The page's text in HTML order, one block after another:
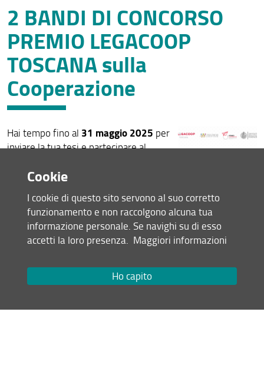
2 BANDI DI CONCORSO
PREMIO LEGACOOP
TOSCANA sulla
Cooperazione
Hai tempo fino al 31 maggio 2025 per
inviare la tua tesi e partecipare al
Migliori tesi di
cooperazione -bando
Migliori tesi dilaurea magistralesulla
cooperazione -bando
25 Febbraio 2025 (Archiviata
News recenti
Archivio
Mappa del sito
Cookie
I cookie di questo sito servono al suo corretto
funzionamento e non raccolgono alcuna tua
informazione personale. Se navighi su di esso
accetti la loro presenza. Maggiori informazioni
Ho capito